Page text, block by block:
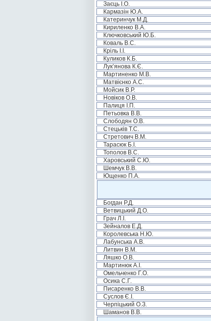
Заєць І.О.
Кармазін Ю.А.
Катеринчук М.Д.
Кириленко В.А.
Ключковський Ю.Б.
Коваль В.С.
Кріль І.І.
Куликов К.Б.
Лук’янова К.Є.
Мартиненко М.В.
Матвієнко А.С.
Мойсик В.Р.
Новіков О.В.
Палиця І.П.
Петьовка В.В.
Слободян О.В.
Стецьків Т.С.
Стретович В.М.
Тарасюк Б.І.
Тополов В.С.
Харовський С.Ю.
Шемчук В.В.
Ющенко П.А.
Богдан Р.Д.
Ветвицький Д.О.
Грач Л.І.
Зейналов Е.Д.
Королевська Н.Ю.
Лабунська А.В.
Литвин В.М.
Ляшко О.В.
Мартинюк А.І.
Омельченко Г.О.
Осика С.Г.
Писаренко В.В.
Суслов Є.І.
Черпіцький О.З.
Шаманов В.В.